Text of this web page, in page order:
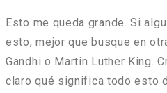
Esto me queda grande. Si
esto, mejor que busque en
Gandhi o Martin Luther King.
claro qué significa todo esto